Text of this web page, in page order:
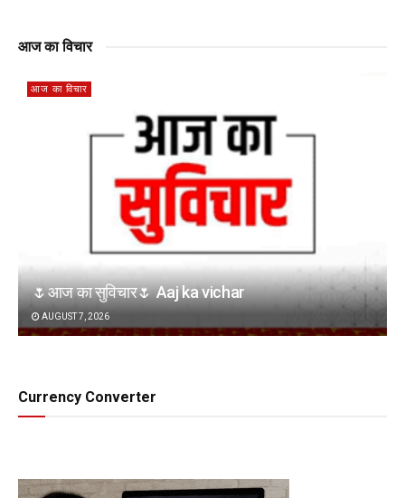
आज का विचार
आज का विचार
🌷आज का सुविचार🌷 Aaj ka vichar
AUGUST 7, 2026
Currency Converter